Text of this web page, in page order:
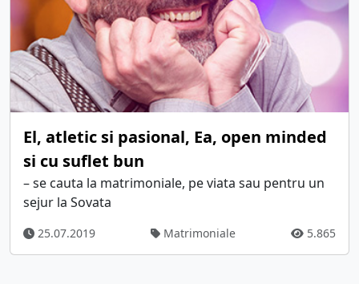
El, atletic si pasional, Ea, open minded
si cu suflet bun
– se cauta la matrimoniale, pe viata sau pentru un
sejur la Sovata
25.07.2019 Matrimoniale 5.865